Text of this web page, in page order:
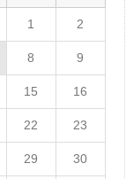
1 2
8 9
15 16
22 23
29 30